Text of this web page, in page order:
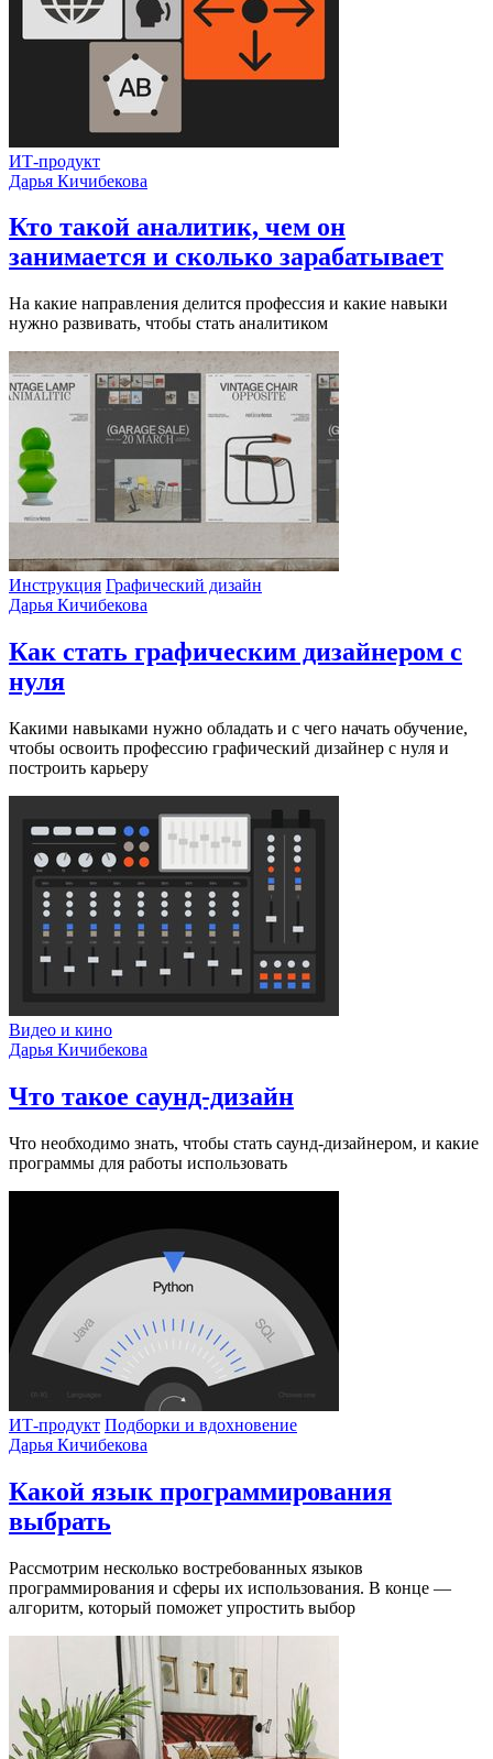
ИТ-продукт
Дарья Кичибекова
Кто такой аналитик, чем он
занимается и сколько зарабатывает
На какие направления делится профессия и какие навыки
нужно развивать, чтобы стать аналитиком
Инструкция Графический дизайн
Дарья Кичибекова
Как стать графическим дизайнером с
нуля
Какими навыками нужно обладать и с чего начать обучение,
чтобы освоить профессию графический дизайнер с нуля и
построить карьеру
Видео и кино
Дарья Кичибекова
Что такое саунд-дизайн
Что необходимо знать, чтобы стать саунд-дизайнером, и какие
программы для работы использовать
ИТ-продукт Подборки и вдохновение
Дарья Кичибекова
Какой язык программирования
выбрать
Рассмотрим несколько востребованных языков
программирования и сферы их использования. В конце —
алгоритм, который поможет упростить выбор